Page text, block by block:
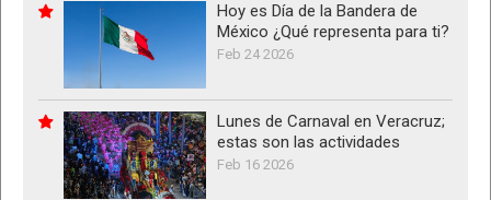
Hoy es Día de la Bandera de
México ¿Qué representa para ti?
Feb 24 2026
Lunes de Carnaval en Veracruz;
estas son las actividades
Feb 16 2026